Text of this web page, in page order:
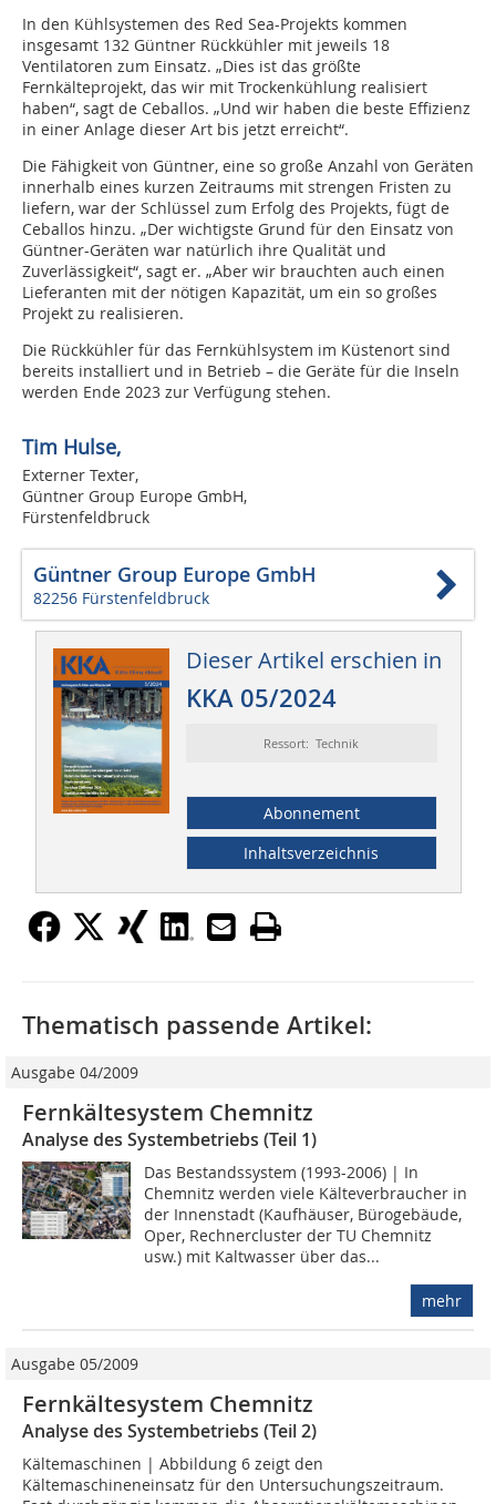
In den Kühlsystemen des Red Sea-Projekts kommen
insgesamt 132 Güntner Rückkühler mit jeweils 18
Ventilatoren zum Einsatz. „Dies ist das größte
Fernkälteprojekt, das wir mit Trockenkühlung realisiert
haben“, sagt de Ceballos. „Und wir haben die beste Effizienz
in einer Anlage dieser Art bis jetzt erreicht“.
Die Fähigkeit von Güntner, eine so große Anzahl von Geräten
innerhalb eines kurzen Zeitraums mit strengen Fristen zu
liefern, war der Schlüssel zum Erfolg des Projekts, fügt de
Ceballos hinzu. „Der wichtigste Grund für den Einsatz von
Güntner-Geräten war natürlich ihre Qualität und
Zuverlässigkeit“, sagt er. „Aber wir brauchten auch einen
Lieferanten mit der nötigen Kapazität, um ein so großes
Projekt zu realisieren.
Die Rückkühler für das Fernkühlsystem im Küstenort sind
bereits installiert und in Betrieb – die Geräte für die Inseln
werden Ende 2023 zur Verfügung stehen.
Tim Hulse,
Externer Texter,
Güntner Group Europe GmbH,
Fürstenfeldbruck
Güntner Group Europe GmbH
82256 Fürstenfeldbruck
Dieser Artikel erschien in
KKA 05/2024
Ressort: Technik
Abonnement
Inhaltsverzeichnis
Thematisch passende Artikel:
Ausgabe 04/2009
Fernkältesystem Chemnitz
Analyse des Systembetriebs (Teil 1)
Das Bestandssystem (1993-2006) | In
Chemnitz werden viele Kälteverbraucher in
der Innenstadt (Kaufhäuser, Bürogebäude,
Oper, Rechnercluster der TU Chemnitz
usw.) mit Kaltwasser über das...
mehr
Ausgabe 05/2009
Fernkältesystem Chemnitz
Analyse des Systembetriebs (Teil 2)
Kältemaschinen | Abbildung 6 zeigt den
Kältemaschineneinsatz für den Untersuchungszeitraum.